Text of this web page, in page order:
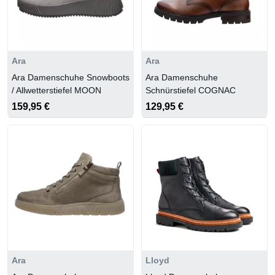
Ara
Ara Damenschuhe Snowboots
/ Allwetterstiefel MOON
159,95 €
Ara
Ara Damenschuhe
Schnürstiefel COGNAC
129,95 €
Ara
Lloyd